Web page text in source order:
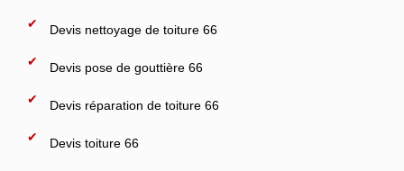
Devis nettoyage de toiture 66
Devis pose de gouttière 66
Devis réparation de toiture 66
Devis toiture 66